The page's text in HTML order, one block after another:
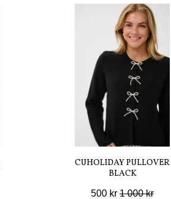
CUHOLIDAY PULLOVER
BLACK
500 kr 1 000 kr